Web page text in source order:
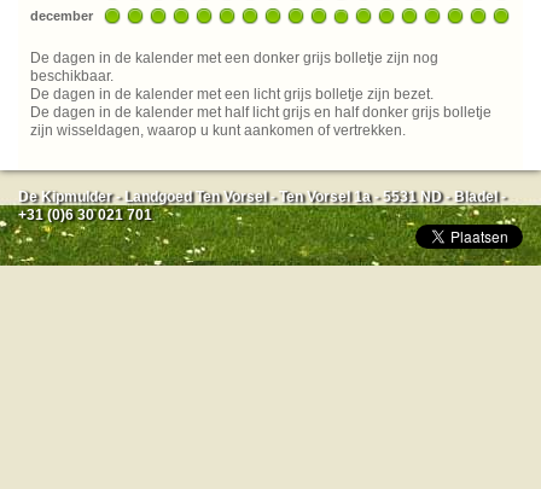
december
De dagen in de kalender met een donker grijs bolletje zijn nog
beschikbaar.
De dagen in de kalender met een licht grijs bolletje zijn bezet.
De dagen in de kalender met half licht grijs en half donker grijs bolletje
zijn wisseldagen, waarop u kunt aankomen of vertrekken.
De Kipmulder - Landgoed Ten Vorsel - Ten Vorsel 1a - 5531 ND - Bladel -
+31 (0)6 30 021 701